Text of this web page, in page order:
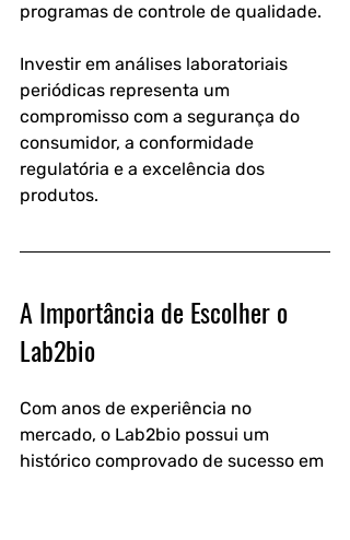
programas de controle de qualidade.
Investir em análises laboratoriais
periódicas representa um
compromisso com a segurança do
consumidor, a conformidade
regulatória e a excelência dos
produtos.
A Importância de Escolher o
Lab2bio
Com anos de experiência no
mercado, o Lab2bio possui um
histórico comprovado de sucesso em